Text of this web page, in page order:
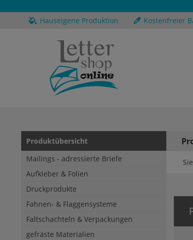
Hauseigene Produktion Kostenfreier
Produktübersicht
Mailings - adressierte Briefe
Aufkleber & Folien
Druckprodukte
Fahnen- & Flaggensysteme
Faltschachteln & Verpackungen
gefräste Materialien